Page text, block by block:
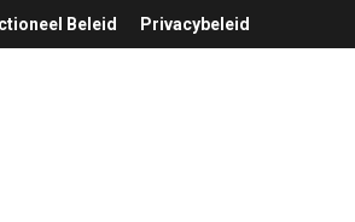
Beleid Privacybeleid